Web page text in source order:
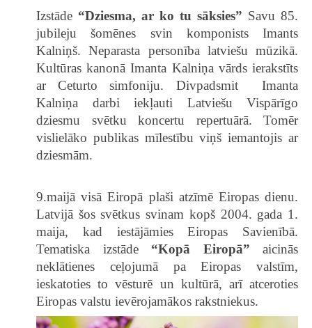
Izstāde “Dziesma, ar ko tu sāksies” Savu 85.
jubileju šomēnes svin komponists Imants
Kalniņš. Neparasta personība latviešu mūzikā.
Kultūras kanonā Imanta Kalniņa vārds ierakstīts
ar Ceturto simfoniju. Divpadsmit Imanta
Kalniņa darbi iekļauti Latviešu Vispārīgo
dziesmu svētku koncertu repertuārā. Tomēr
vislielāko publikas mīlestību viņš iemantojis ar
dziesmām.
9.maijā visā Eiropā plaši atzīmē Eiropas dienu.
Latvijā šos svētkus svinam kopš 2004. gada 1.
maija, kad iestājāmies Eiropas Savienībā.
Tematiska izstāde “Kopā Eiropā” aicinās
neklātienes ceļojumā pa Eiropas valstīm,
ieskatoties to vēsturē un kultūrā, arī atceroties
Eiropas valstu ievērojamākos rakstniekus.